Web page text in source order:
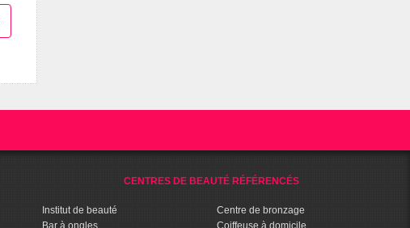
CENTRES DE BEAUTÉ RÉFÉRENCÉS
Institut de beauté
Bar à ongles
Centre de bronzage
Coiffeuse à domicile